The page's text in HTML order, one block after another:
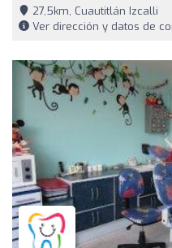
27,5km, Cuautitlán Izcalli
Ver dirección y datos de